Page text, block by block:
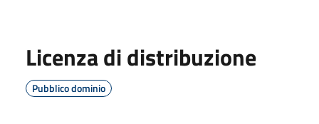
Licenza di distribuzione
Pubblico dominio